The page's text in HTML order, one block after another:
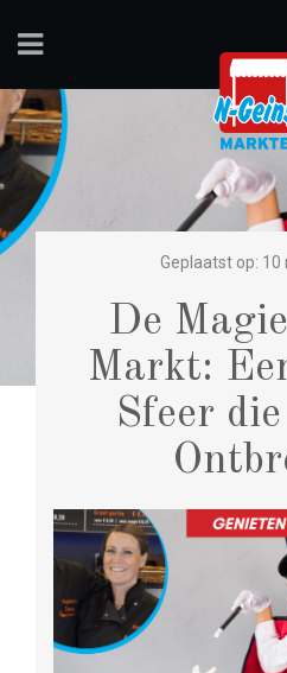
Geplaatst op:
De
Markt:
Sfeer